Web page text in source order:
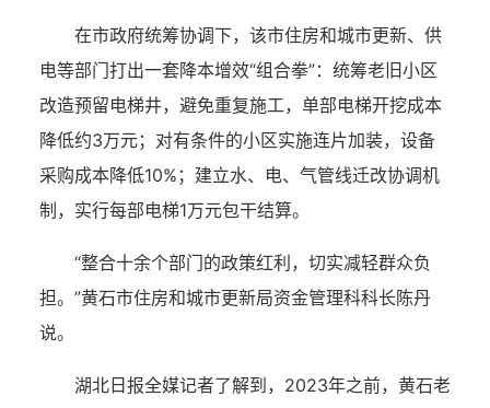
在市政府统筹协调下，该市住房和城市更新、供
电等部门打出一套降本增效“组合拳”：统筹老旧小区
改造预留电梯井，避免重复施工，单部电梯开挖成本
降低约3万元；对有条件的小区实施连片加装，设备
采购成本降低10%；建立水、电、气管线迁改协调机
制，实行每部电梯1万元包干结算。
“整合十余个部门的政策红利，切实减轻群众负
担。”黄石市住房和城市更新局资金管理科科长陈丹
说。
湖北日报全媒记者了解到，2023年之前，黄石老